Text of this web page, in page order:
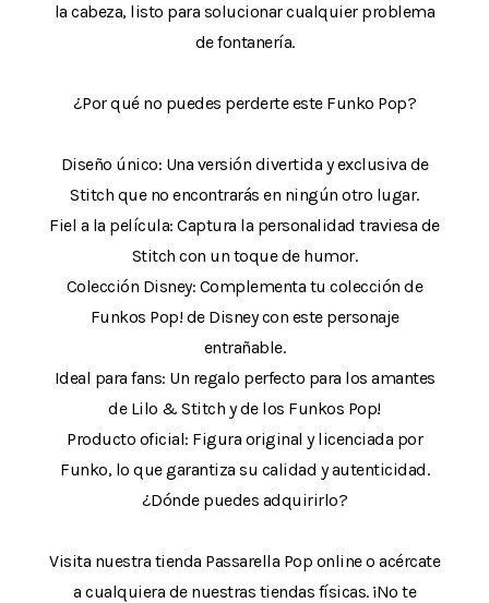
la cabeza, listo para solucionar cualquier problema
de fontanería.
¿Por qué no puedes perderte este Funko Pop?
Diseño único: Una versión divertida y exclusiva de
Stitch que no encontrarás en ningún otro lugar.
Fiel a la película: Captura la personalidad traviesa de
Stitch con un toque de humor.
Colección Disney: Complementa tu colección de
Funkos Pop! de Disney con este personaje
entrañable.
Ideal para fans: Un regalo perfecto para los amantes
de Lilo & Stitch y de los Funkos Pop!
Producto oficial: Figura original y licenciada por
Funko, lo que garantiza su calidad y autenticidad.
¿Dónde puedes adquirirlo?
Visita nuestra tienda Passarella Pop online o acércate
a cualquiera de nuestras tiendas físicas. ¡No te